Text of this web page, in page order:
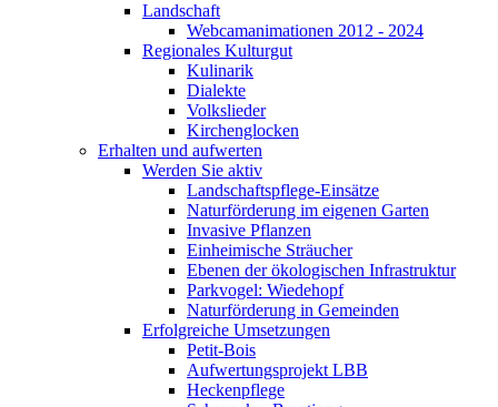
Landschaft
Webcamanimationen 2012 - 2024
Regionales Kulturgut
Kulinarik
Dialekte
Volkslieder
Kirchenglocken
Erhalten und aufwerten
Werden Sie aktiv
Landschaftspflege-Einsätze
Naturförderung im eigenen Garten
Invasive Pflanzen
Einheimische Sträucher
Ebenen der ökologischen Infrastruktur
Parkvogel: Wiedehopf
Naturförderung in Gemeinden
Erfolgreiche Umsetzungen
Petit-Bois
Aufwertungsprojekt LBB
Heckenpflege